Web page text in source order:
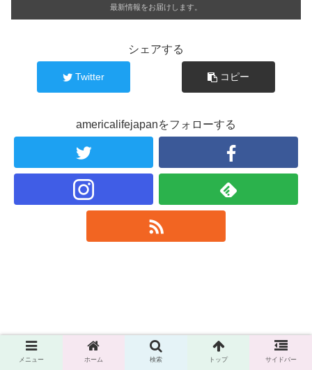
最新情報をお届けします。
シェアする
Twitter コピー
americalifejapanをフォローする
メニュー ホーム 検索 トップ サイドバー